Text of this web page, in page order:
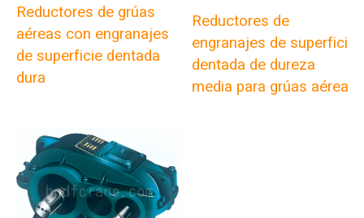
Reductores de grúas
aéreas con engranajes
de superficie dentada
dura
Reductores de
engranajes de superficie
dentada de dureza
media para grúas aéreas